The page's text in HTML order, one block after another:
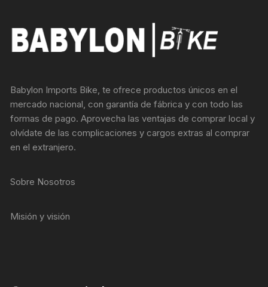
Babylon Imports Bike, te ofrece productos únicos en el
mercado nacional, con garantía de fábrica y con todo las
formas de pago. Aprovecha las ventajas de comprar local y
olvídate de las complicaciones y cargos extras al comprar
en el extranjero.
Sobre Nosotros
Misión y visión